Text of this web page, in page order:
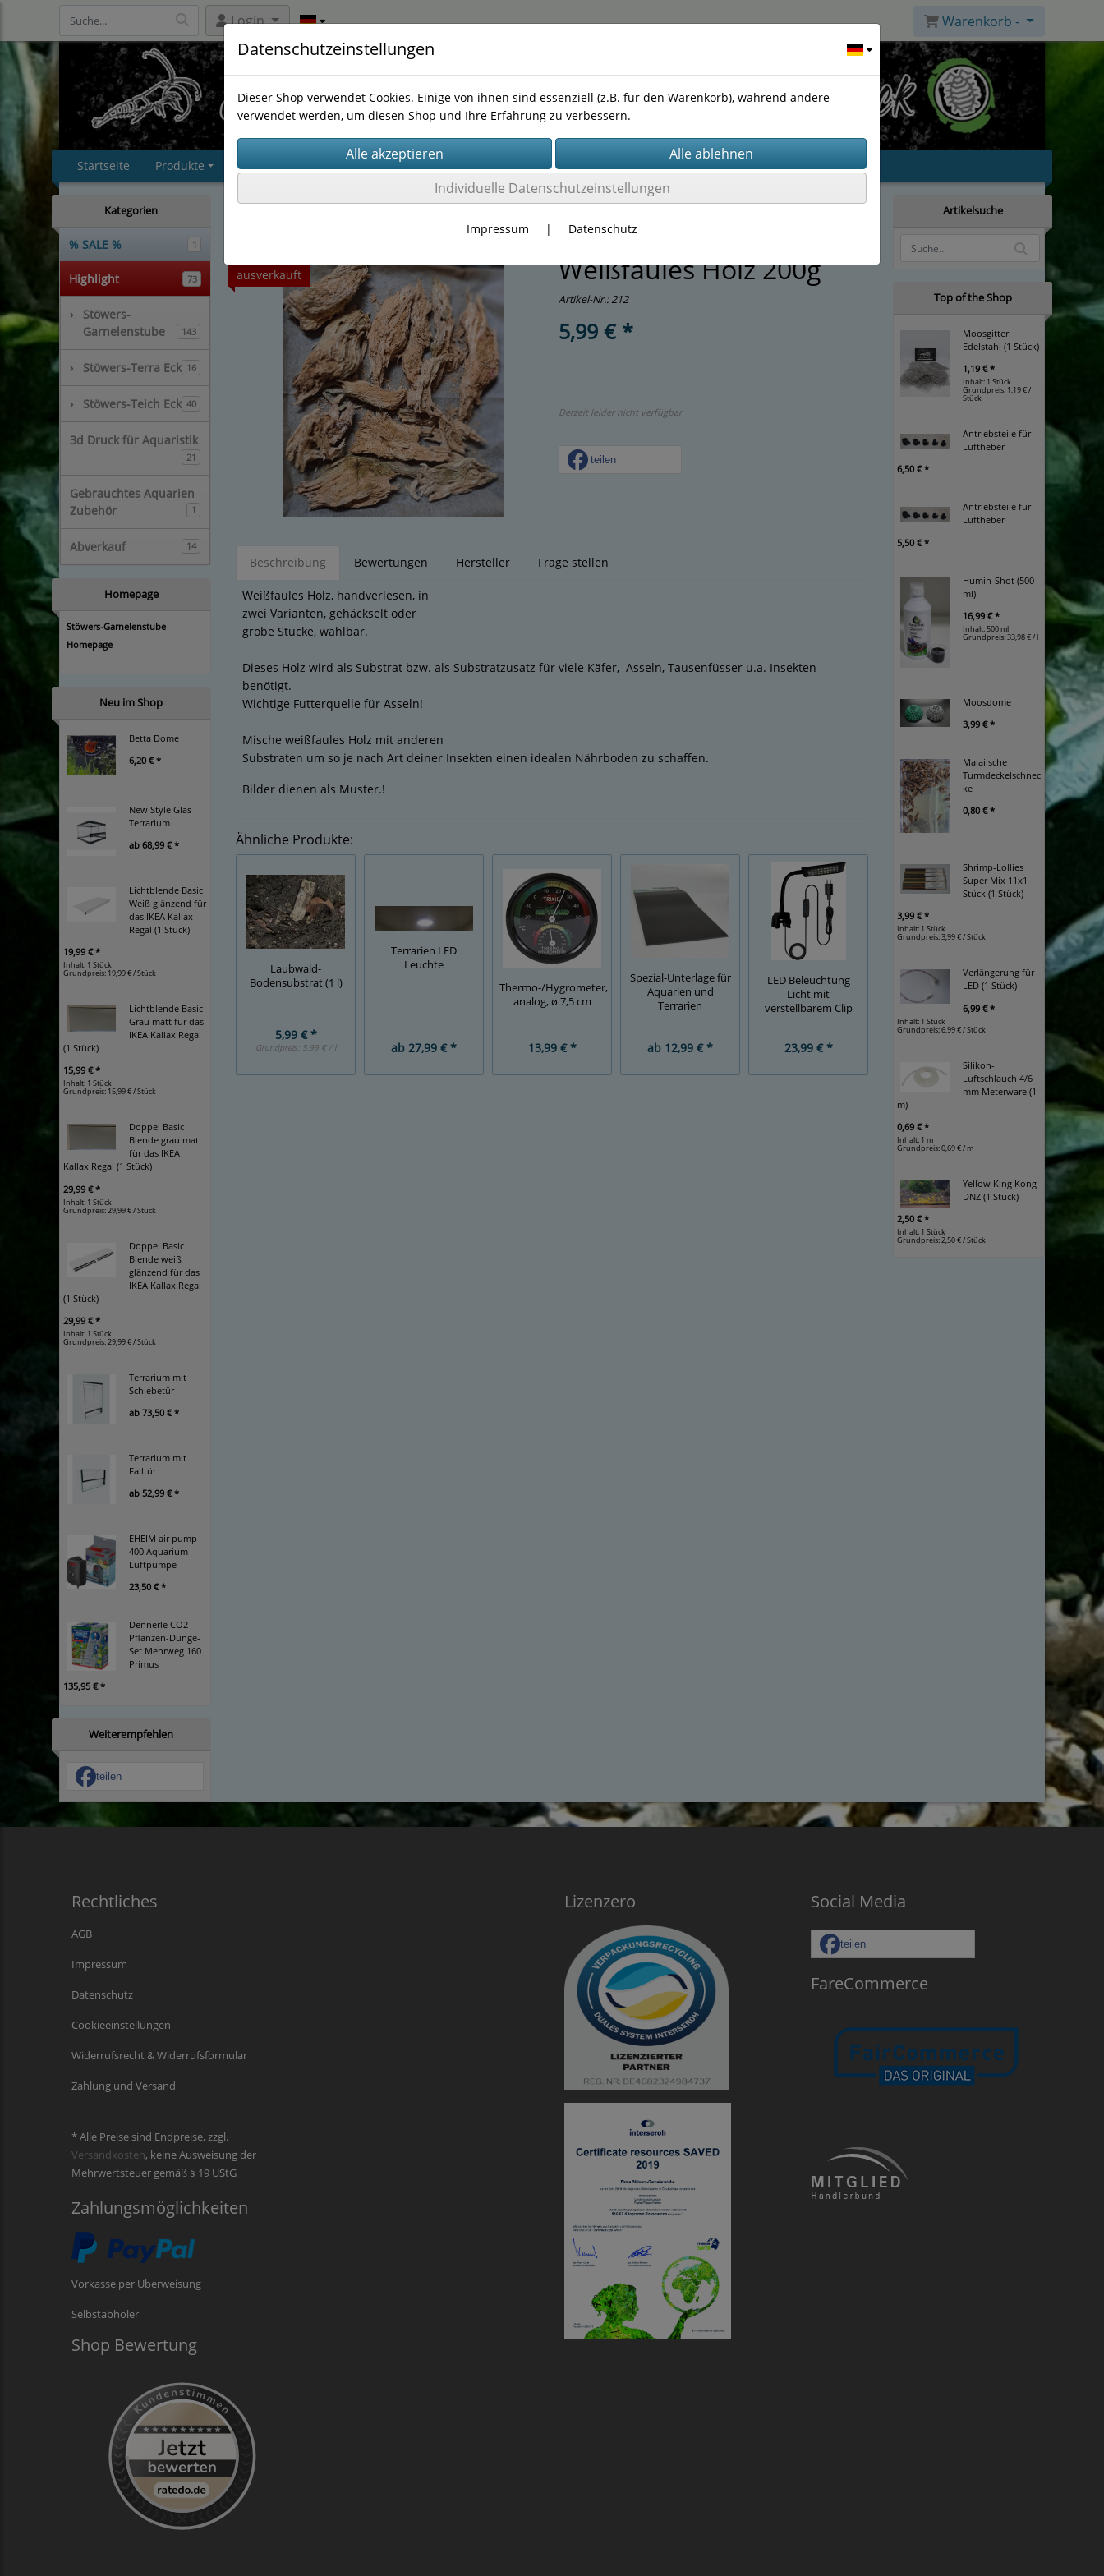
Login Warenkorb -
Startseite Produkte Impressum AGB Kontakt Tel.0172 1063170
Kategorien
% SALE % 1
Highlight 73
›
Stöwers-
Garnelenstube
143
› Stöwers-Terra Eck 16
› Stöwers-Teich Eck 40
3d Druck für Aquaristik
21
Gebrauchtes Aquarien
Zubehör
1
Abverkauf 14
Homepage
Stöwers-Garnelenstube
Homepage
Neu im Shop
Betta Dome
6,20 € *
New Style Glas
Terrarium
ab 68,99 € *
Lichtblende Basic
Weiß glänzend für
das IKEA Kallax
Regal (1 Stück)
19,99 € *
Inhalt: 1 Stück
Grundpreis: 19,99 € / Stück
Lichtblende Basic
Grau matt für das
IKEA Kallax Regal
(1 Stück)
15,99 € *
Inhalt: 1 Stück
Grundpreis: 15,99 € / Stück
Doppel Basic
Blende grau matt
für das IKEA
Kallax Regal (1 Stück)
29,99 € *
Inhalt: 1 Stück
Grundpreis:29,99 € / Stück
Doppel Basic
Blende weiß
glänzend für das
IKEA Kallax Regal
(1 Stück)
29,99 € *
Inhalt: 1 Stück
Grundpreis:29,99 € / Stück
Terrarium mit
Schiebetür
ab 73,50 € *
Terrarium mit
Falltür
ab 52,99 € *
EHEIM air pump
400 Aquarium
Luftpumpe
23,50 € *
Dennerle CO2
Pflanzen-Dünge-
Set Mehrweg 160
Primus
135,95 € *
Weiterempfehlen
teilen
Stöwers-Terra Eck(16) Terrarien - Zubehör(6)
ausverkauft Weißfaules Holz 200g
Artikel-Nr.:212
5,99 € *
Derzeit leider nicht verfügbar
teilen
Beschreibung Bewertungen Hersteller Frage stellen
Weißfaules Holz, handverlesen, in
zwei Varianten, gehäckselt oder
grobe Stücke, wählbar.
Dieses Holz wird als Substrat bzw. als Substratzusatz für viele Käfer, Asseln, Tausenfüsser u.a. Insekten
benötigt.
Wichtige Futterquelle für Asseln!
Mische weißfaules Holz mit anderen
Substraten um so je nach Art deiner Insekten einen idealen Nährboden zu schaffen.
Bilder dienen als Muster.!
Ähnliche Produkte:
Laubwald-
Bodensubstrat (1 l)
5,99 € *
Grundpreis: 5,99 € / l
Terrarien LED
Leuchte
ab 27,99 € *
Thermo-/Hygrometer,
analog, ø 7,5 cm
13,99 € *
Spezial-Unterlage für
Aquarien und
Terrarien
ab 12,99 € *
LED Beleuchtung
Licht mit
verstellbarem Clip
23,99 € *
Artikelsuche
Top of the Shop
Moosgitter
Edelstahl (1 Stück)
1,19 € *
Inhalt: 1 Stück
Grundpreis: 1,19 € /
Stück
Antriebsteile für
Luftheber
6,50 € *
Antriebsteile für
Luftheber
5,50 € *
Humin-Shot (500
ml)
16,99 € *
Inhalt: 500 ml
Grundpreis:33,98 € / l
Moosdome
3,99 € *
Malaiische
Turmdeckelschnec
ke
0,80 € *
Shrimp-Lollies
Super Mix 11x1
Stück (1 Stück)
3,99 € *
Inhalt: 1 Stück
Grundpreis:3,99 € / Stück
Verlängerung für
LED (1 Stück)
6,99 € *
Inhalt: 1 Stück
Grundpreis:6,99 € / Stück
Silikon-
Luftschlauch 4/6
mm Meterware (1
m)
0,69 € *
Inhalt: 1 m
Grundpreis:0,69 € / m
Yellow King Kong
DNZ (1 Stück)
2,50 € *
Inhalt: 1 Stück
Grundpreis:2,50 € / Stück
Rechtliches
AGB
Impressum
Datenschutz
Cookieeinstellungen
Widerrufsrecht & Widerrufsformular
Zahlung und Versand
* Alle Preise sind Endpreise, zzgl.
Versandkosten, keine Ausweisung der
Mehrwertsteuer gemäß § 19 UStG
Zahlungsmöglichkeiten
Vorkasse per Überweisung
Selbstabholer
Shop Bewertung
Lizenzero Social Media
teilen
FareCommerce
Datenschutzeinstellungen
Dieser Shop verwendet Cookies. Einige von ihnen sind essenziell (z.B. für den Warenkorb), während andere
verwendet werden, um diesen Shop und Ihre Erfahrung zu verbessern.
Individuelle Datenschutzeinstellungen
Impressum | Datenschutz